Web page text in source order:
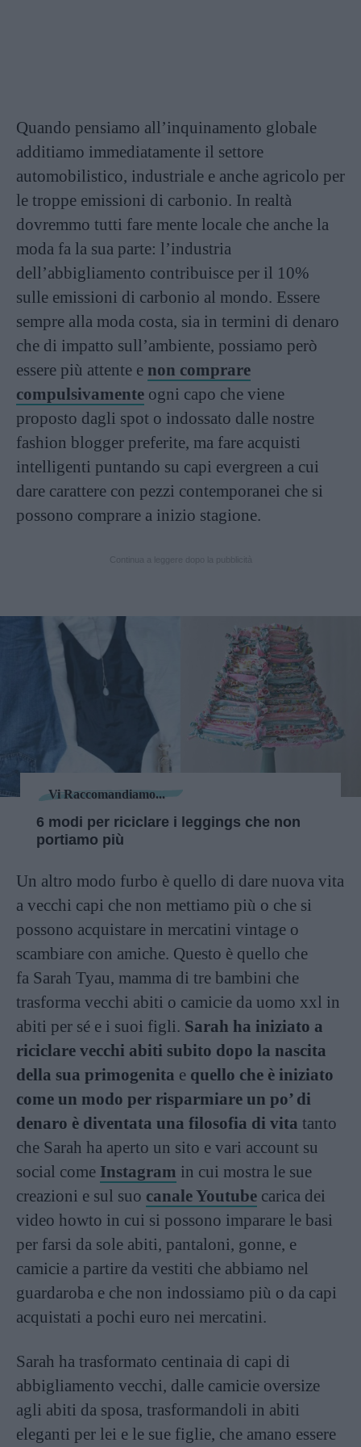
Quando pensiamo all’inquinamento globale
additiamo immediatamente il settore
automobilistico, industriale e anche agricolo per
le troppe emissioni di carbonio. In realtà
dovremmo tutti fare mente locale che anche la
moda fa la sua parte: l’industria
dell’abbigliamento contribuisce per il 10%
sulle emissioni di carbonio al mondo. Essere
sempre alla moda costa, sia in termini di denaro
che di impatto sull’ambiente, possiamo però
essere più attente e non comprare
compulsivamente ogni capo che viene
proposto dagli spot o indossato dalle nostre
fashion blogger preferite, ma fare acquisti
intelligenti puntando su capi evergreen a cui
dare carattere con pezzi contemporanei che si
possono comprare a inizio stagione.
Vi Raccomandiamo...
6 modi per riciclare i leggings che non
portiamo più
Un altro modo furbo è quello di dare nuova vita
a vecchi capi che non mettiamo più o che si
possono acquistare in mercatini vintage o
scambiare con amiche. Questo è quello che
fa Sarah Tyau, mamma di tre bambini che
trasforma vecchi abiti o camicie da uomo xxl in
abiti per sé e i suoi figli. Sarah ha iniziato a
riciclare vecchi abiti subito dopo la nascita
della sua primogenita e quello che è iniziato
come un modo per risparmiare un po’ di
denaro è diventata una filosofia di vita tanto
che Sarah ha aperto un sito e vari account su
social come Instagram in cui mostra le sue
creazioni e sul suo canale Youtube carica dei
video howto in cui si possono imparare le basi
per farsi da sole abiti, pantaloni, gonne, e
camicie a partire da vestiti che abbiamo nel
guardaroba e che non indossiamo più o da capi
acquistati a pochi euro nei mercatini.
Sarah ha trasformato centinaia di capi di
abbigliamento vecchi, dalle camicie oversize
agli abiti da sposa, trasformandoli in abiti
eleganti per lei e le sue figlie, che amano essere